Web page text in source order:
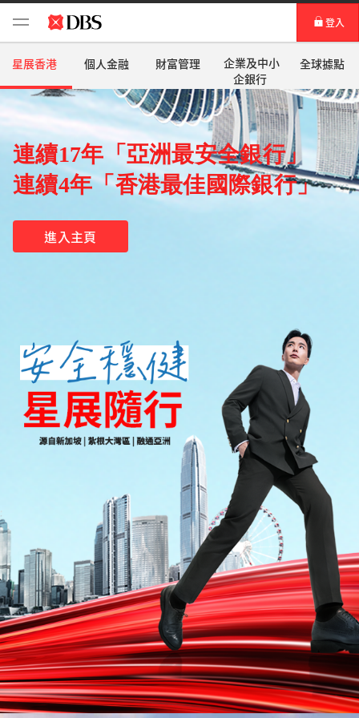
登⼊
DBS iBanking 網上理財
星展唯高達
IDEAL™
連續17年「亞洲最安全銀行」
連續4年「香港最佳國際銀行」
進入主頁
星展香港 個人金融 財富管理
企業及中小
企銀行
全球據點